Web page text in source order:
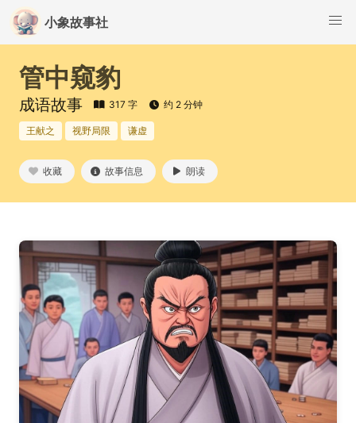
小象故事社
管中窥豹
成语故事 317 字 约 2 分钟
王献之 视野局限 谦虚
收藏 故事信息 朗读